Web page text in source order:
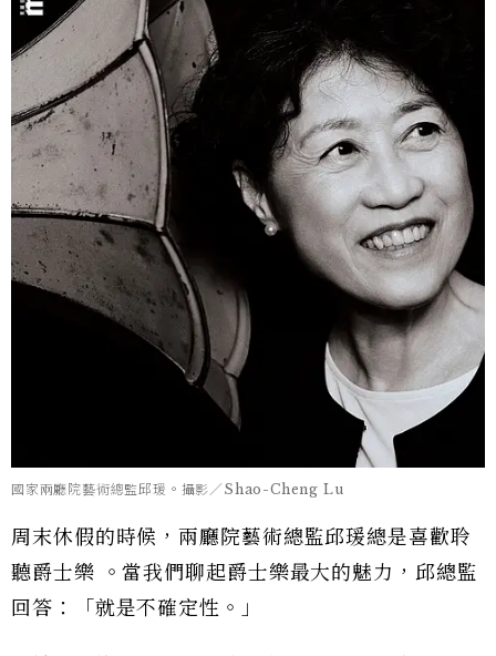
國家兩廳院藝術總監邱瑗。攝影／Shao-Cheng Lu
周末休假的時候，兩廳院藝術總監邱瑗總是喜歡聆
聽爵士樂 。當我們聊起爵士樂最大的魅力，邱總監
回答：「就是不確定性。」